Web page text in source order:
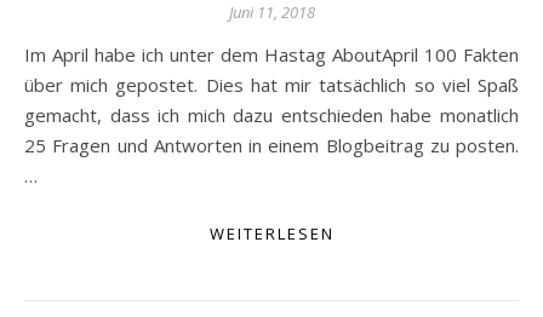
Juni 11, 2018
Im April habe ich unter dem Hastag AboutApril 100 Fakten
über mich gepostet. Dies hat mir tatsächlich so viel Spaß
gemacht, dass ich mich dazu entschieden habe monatlich
25 Fragen und Antworten in einem Blogbeitrag zu posten.
…
WEITERLESEN